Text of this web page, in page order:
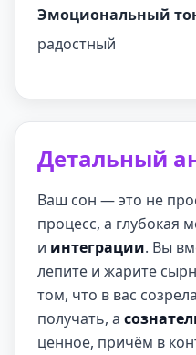
Эмоциональный
радостный
Детальный
Ваш сон — это не
процесс, а глубокая
и интеграции. Вы
лепите и жарите
том, что в вас
получать, а
ценное, причём в